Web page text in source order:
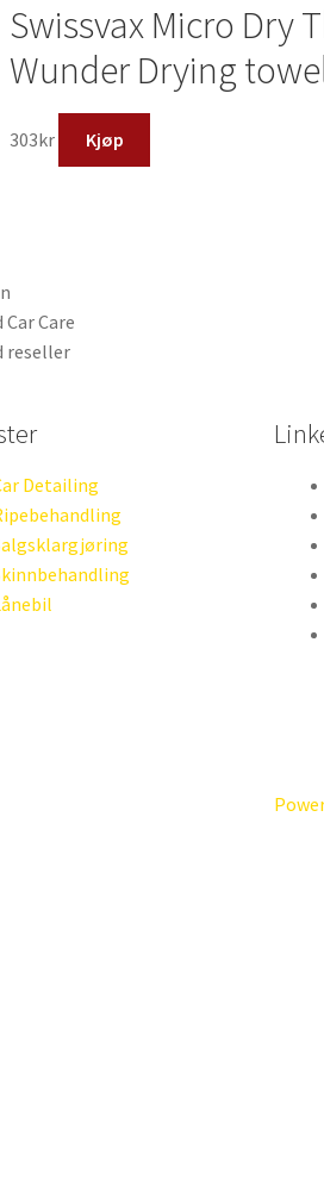
Swissvax Micro Dry
Wunder Drying
303kr Kjøp
Detailing